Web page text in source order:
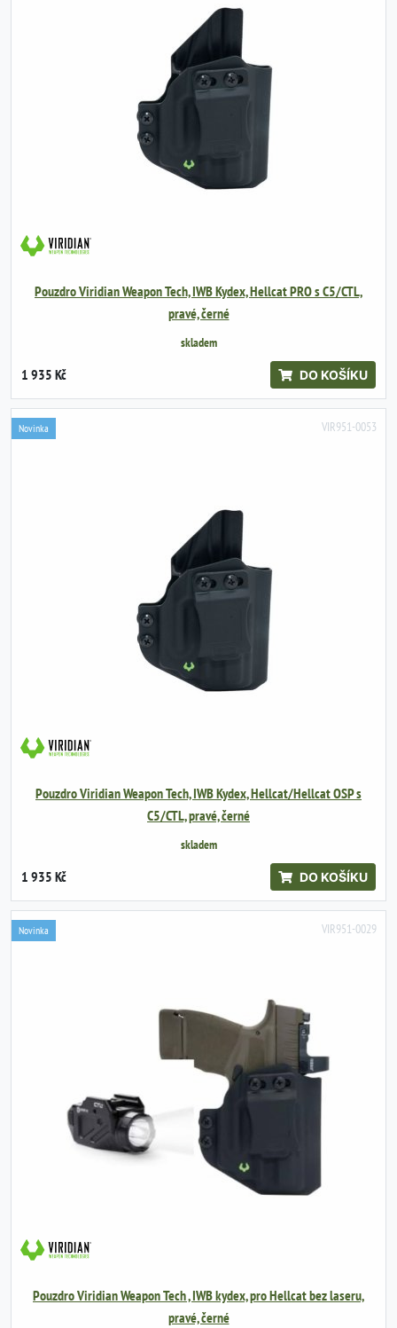
Pouzdro Viridian Weapon Tech, IWB Kydex, Hellcat PRO s C5/CTL,
pravé, černé
skladem
1 935 Kč DO KOŠÍKU
VIR951-0053
Novinka
Pouzdro Viridian Weapon Tech, IWB Kydex, Hellcat/Hellcat OSP s
C5/CTL, pravé, černé
skladem
1 935 Kč DO KOŠÍKU
VIR951-0029
Novinka
Pouzdro Viridian Weapon Tech , IWB kydex, pro Hellcat bez laseru,
pravé, černé